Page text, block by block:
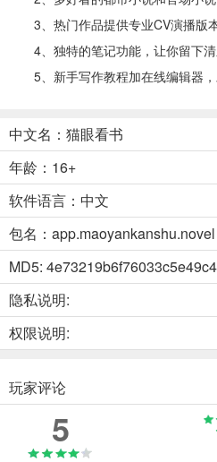
3、热门作品提供专业CV演播版本
4、独特的笔记功能，让你留下清
5、新手写作教程加在线编辑器，
中文名：猫眼看书
年龄：16+
软件语言：中文
包名：app.maoyankanshu.novel
MD5:
隐私说明:
权限说明:
玩家评论
5